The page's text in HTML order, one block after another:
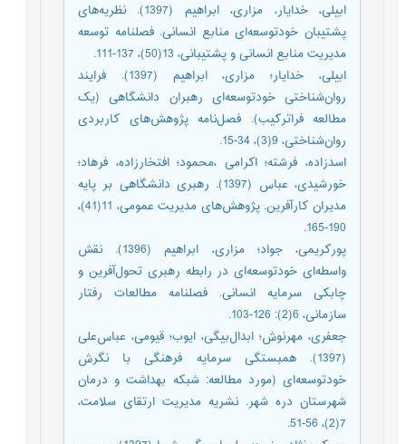
ابیلی، خدایار، مزاری، ابراهیم (1397). نظریه‌های
پشتیبان خودتوسعه‌ای منابع انسانی. فصلنامه توسعه
مدیریت منابع انسانی و پشتیبانی، 13(50)، 137-111.
ابیلی، خدایار؛ مزاری، ابراهیم (1397). فرایند
روان‌شناختی خودتوسعه‌ای رهبران دانشگاهی (یک
مطالعه فراترکیب). فصل‌نامه پژوهش‌های کاربردی
روان‌شناختی، 9(3)، 34-15.
اسدزاده، فرشته؛ اکرامی ،محمود؛ افتخارزاده، فرهاد؛
خورشیدی، عباس (1397). رهبری دانشگاهی بر پایه
مدیران کارآفرین. پژوهش‌های مدیریت عمومی، 11(41)،
190-165.
پورکریمی، جواد؛ مزاری، ابراهیم (1396). نقش
واسطه‌ای خودتوسعه‌ای در رابطه رهبری تحول‌آفرین و
چابکی سرمایه انسانی. فصلنامه مطالعات رفتار
سازمانی، 6(2): 126-103.
جعفری، مهرنوش؛ ابدال‌بیگی، ایوب؛ قیومی، عباس‌علی
(1397). همبستگی سرمایه فرهنگی با نگرش
خودتوسعه‌ای (مورد مطالعه: شبکه بهداشت و درمان
شهرستان دره شهر. نشریه مدیریت ارتقای سلامت،
7(2)، 56-51.